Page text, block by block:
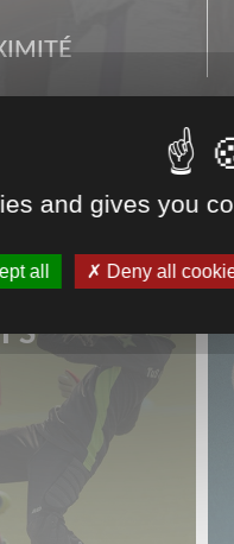
and gives you
all Deny all